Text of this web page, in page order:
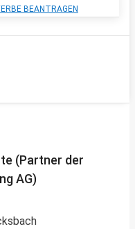
BEANTRAGEN
(Partner der
AG)